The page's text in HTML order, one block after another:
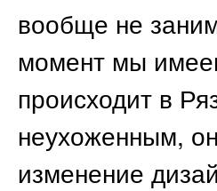
вообще не
момент мы
происходит в
неухоженным,
изменение